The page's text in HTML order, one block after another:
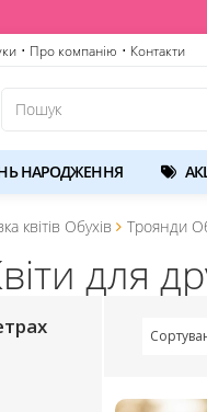
• Про компанію • Контакти
НАРОДЖЕННЯ
квітів Обухів Троянди
для